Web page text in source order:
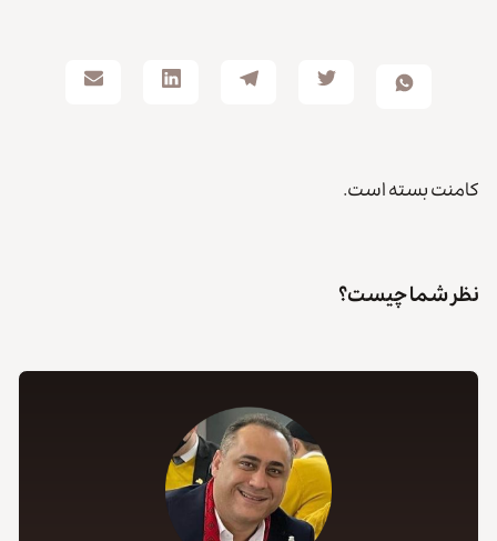
کامنت بسته است.
نظر شما چیست؟